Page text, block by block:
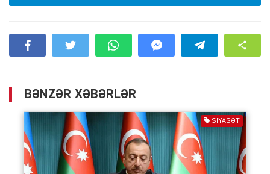
BƏNZƏR XƏBƏRLƏR
SIYASƏT